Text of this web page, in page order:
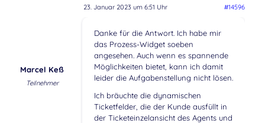
23. Januar 2023 um 6:51 Uhr #14596
Marcel Keß
Teilnehmer
Danke für die Antwort. Ich habe mir
das Prozess-Widget soeben
angesehen. Auch wenn es spannende
Möglichkeiten bietet, kann ich damit
leider die Aufgabenstellung nicht lösen.
Ich bräuchte die dynamischen
Ticketfelder, die der Kunde ausfüllt in
der Ticketeinzelansicht des Agents und